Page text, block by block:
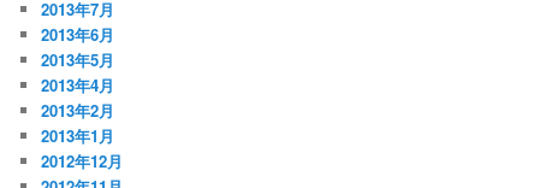
2013年7月
2013年6月
2013年5月
2013年4月
2013年2月
2013年1月
2012年12月